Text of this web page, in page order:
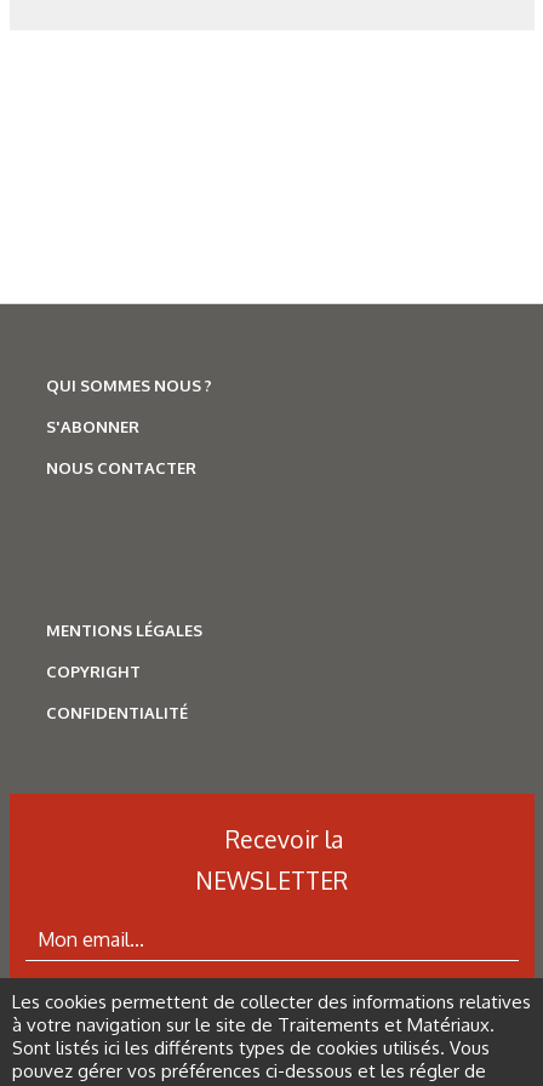
fonction des conditions de trempe.
du contrat Craft n° G6ST-CT-2000-50047 et utilisée par le
Les derniers articles sur ce
thème
QUI SOMMES NOUS ?
S'ABONNER
NOUS CONTACTER
MENTIONS LÉGALES
COPYRIGHT
CONFIDENTIALITÉ
Recevoir la
NEWSLETTER
ABONNEZ-VOUS À LA NEWSLETTER
Les cookies permettent de collecter des informations relatives
à votre navigation sur le site de Traitements et Matériaux.
Sont listés ici les différents types de cookies utilisés. Vous
pouvez gérer vos préférences ci-dessous et les régler de